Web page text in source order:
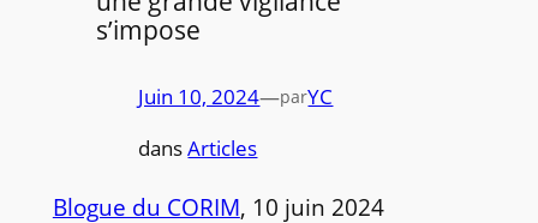
s’impose
Juin 10, 2024—parYC
dansArticles
Blogue du CORIM, 10 juin 2024